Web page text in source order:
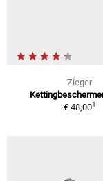
Zieger
€ 48,001